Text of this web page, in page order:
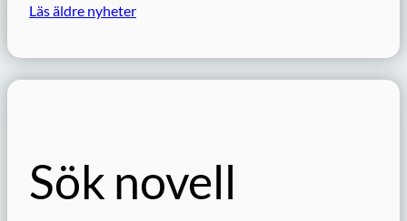
Läs äldre nyheter
Sök novell